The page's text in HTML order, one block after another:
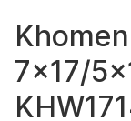
7x17/